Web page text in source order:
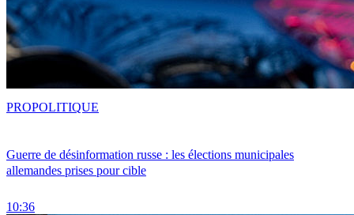
Guerre de désinformation russe : les élections municipales
allemandes prises pour cible
10:36
PROPOLITIQUE